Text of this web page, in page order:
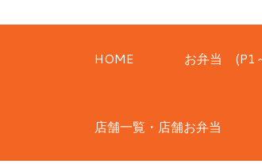
HOME お弁当 (P1
店舗一覧・店舗お弁当